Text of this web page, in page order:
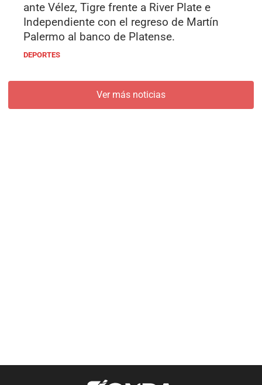
ante Vélez, Tigre frente a River Plate e
Independiente con el regreso de Martín
Palermo al banco de Platense.
DEPORTES
Ver más noticias